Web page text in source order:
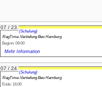
07 / 23
(Schulung)
RagTime-Vertiefung Beo Hamburg
Beginn: 09:00
Mehr Information
07 / 24
(Schulung)
RagTime-Vertiefung Beo Hamburg
Ende: 16:00